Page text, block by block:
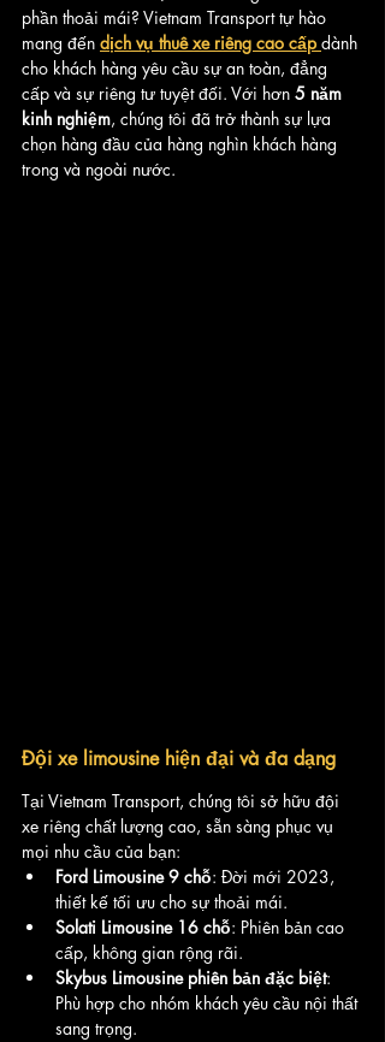
phần thoải mái? Vietnam Transport tự hào
mang đến dịch vụ thuê xe riêng cao cấp dành
cho khách hàng yêu cầu sự an toàn, đẳng
cấp và sự riêng tư tuyệt đối. Với hơn 5 năm
kinh nghiệm, chúng tôi đã trở thành sự lựa
chọn hàng đầu của hàng nghìn khách hàng
trong và ngoài nước.
Đội xe limousine hiện đại và đa dạng
Tại Vietnam Transport, chúng tôi sở hữu đội
xe riêng chất lượng cao, sẵn sàng phục vụ
mọi nhu cầu của bạn:
Ford Limousine 9 chỗ: Đời mới 2023,
thiết kế tối ưu cho sự thoải mái.
Solati Limousine 16 chỗ: Phiên bản cao
cấp, không gian rộng rãi.
Skybus Limousine phiên bản đặc biệt:
Phù hợp cho nhóm khách yêu cầu nội thất
sang trọng.